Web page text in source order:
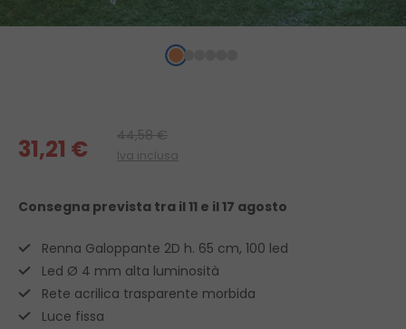
31,21 € 44,58 €
Iva inclusa
Consegna prevista tra il 11 e il 17 agosto
Renna Galoppante 2D h. 65 cm, 100 led
Led Ø 4 mm alta luminosità
Rete acrilica trasparente morbida
Luce fissa